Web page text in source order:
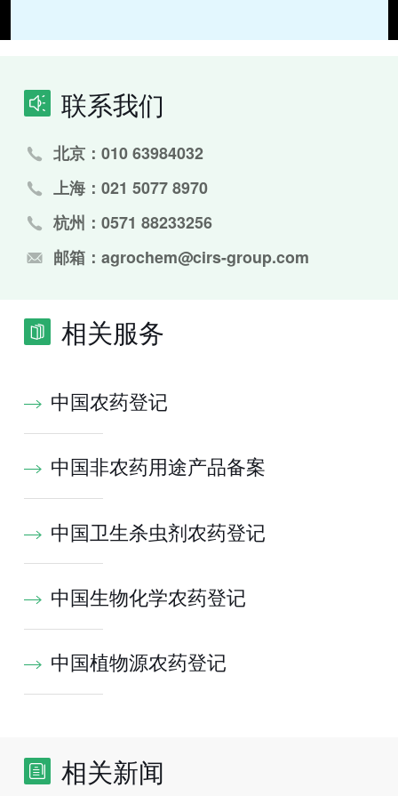
联系我们
北京：010 63984032
上海：021 5077 8970
杭州：0571 88233256
邮箱：agrochem@cirs-group.com
相关服务
中国农药登记
中国非农药用途产品备案
中国卫生杀虫剂农药登记
中国生物化学农药登记
中国植物源农药登记
相关新闻